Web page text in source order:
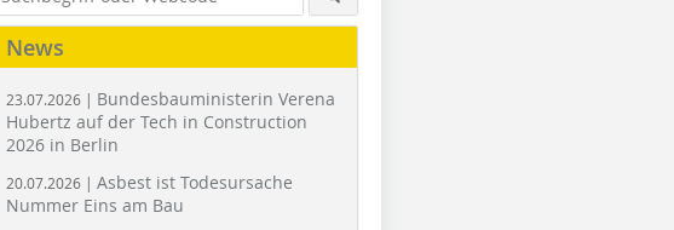
News
23.07.2026 | Bundesbauministerin Verena
Hubertz auf der Tech in Construction
2026 in Berlin
20.07.2026 | Asbest ist Todesursache
Nummer Eins am Bau